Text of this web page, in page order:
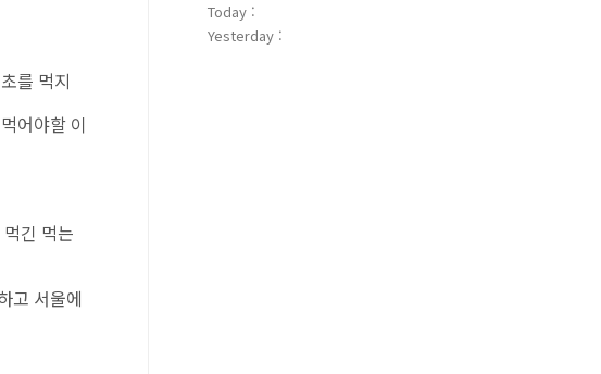
를 먹지
어야할 이
긴 먹는
고 서울에
Today :
Yesterday :